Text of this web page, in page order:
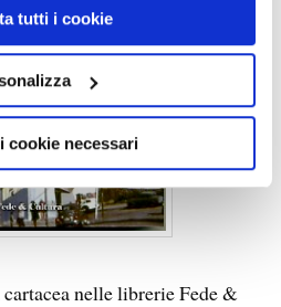
tutti i cookie
cookie necessari
nelle librerie Fede &